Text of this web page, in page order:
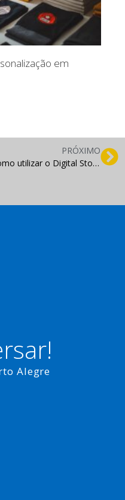
em
PRÓXIMO
Como utilizar o Digital Storytelling para alavancar sua visibilidade
Alegre